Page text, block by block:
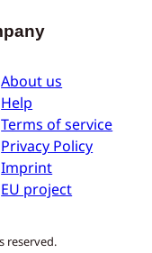
About us
Help
Terms of service
Privacy Policy
Imprint
EU project
reserved.